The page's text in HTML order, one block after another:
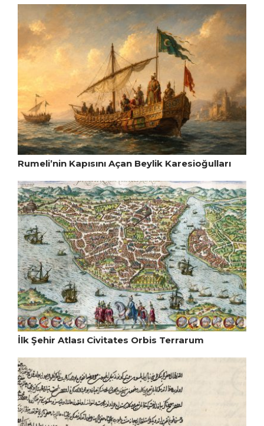
Rumeli’nin Kapısını Açan Beylik Karesioğulları
İlk Şehir Atlası Civitates Orbis Terrarum